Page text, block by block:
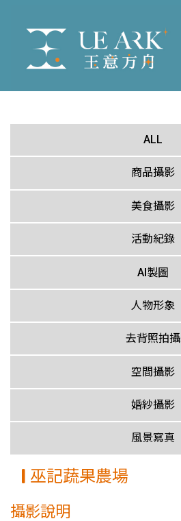
ALL
商品攝影
美食攝影
活動紀錄
AI製圖
人物形象
去背照拍攝
空間攝影
婚紗攝影
風景寫真
巫記蔬果農場
攝影說明